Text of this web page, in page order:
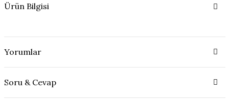
Ürün Bilgisi
Yorumlar
Soru & Cevap